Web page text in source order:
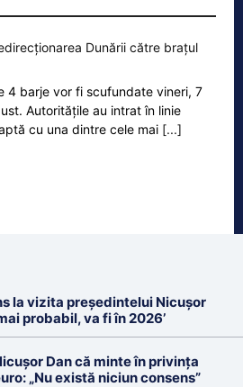
Dunării către brațul
4 barje vor fi scufundate vineri, 7
Autoritățile au intrat în linie
cu una dintre cele mai [...]
la vizita președintelui Nicușor
probabil, va fi în 2026’
Dan că minte în privința
„Nu există niciun consens”